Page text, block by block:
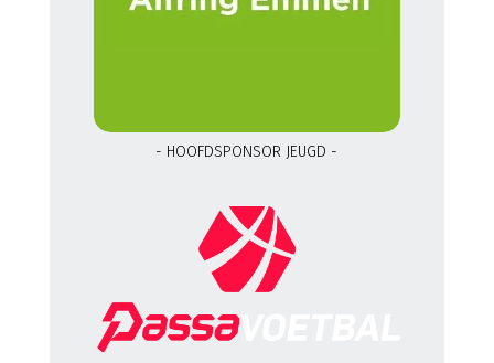
- HOOFDSPONSOR JEUGD -